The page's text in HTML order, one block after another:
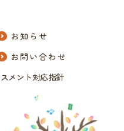
お知らせ
お問い合わせ
メント対応指針